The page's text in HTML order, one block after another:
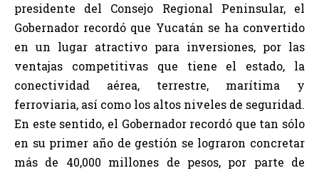
presidente del Consejo Regional Peninsular, el
Gobernador recordó que Yucatán se ha convertido
en un lugar atractivo para inversiones, por las
ventajas competitivas que tiene el estado, la
conectividad aérea, terrestre, marítima y
ferroviaria, así como los altos niveles de seguridad.
En este sentido, el Gobernador recordó que tan sólo
en su primer año de gestión se lograron concretar
más de 40,000 millones de pesos, por parte de